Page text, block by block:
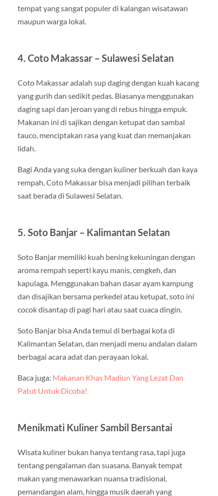
tempat yang sangat populer di kalangan wisatawan
maupun warga lokal.
4. Coto Makassar – Sulawesi Selatan
Coto Makassar adalah sup daging dengan kuah kacang
yang gurih dan sedikit pedas. Biasanya menggunakan
daging sapi dan jeroan yang di rebus hingga empuk.
Makanan ini di sajikan dengan ketupat dan sambal
tauco, menciptakan rasa yang kuat dan memanjakan
lidah.
Bagi Anda yang suka dengan kuliner berkuah dan kaya
rempah, Coto Makassar bisa menjadi pilihan terbaik
saat berada di Sulawesi Selatan.
5. Soto Banjar – Kalimantan Selatan
Soto Banjar memiliki kuah bening kekuningan dengan
aroma rempah seperti kayu manis, cengkeh, dan
kapulaga. Menggunakan bahan dasar ayam kampung
dan disajikan bersama perkedel atau ketupat, soto ini
cocok disantap di pagi hari atau saat cuaca dingin.
Soto Banjar bisa Anda temui di berbagai kota di
Kalimantan Selatan, dan menjadi menu andalan dalam
berbagai acara adat dan perayaan lokal.
Baca juga: Makanan Khas Madiun Yang Lezat Dan
Patut Untuk Dicoba!
Menikmati Kuliner Sambil Bersantai
Wisata kuliner bukan hanya tentang rasa, tapi juga
tentang pengalaman dan suasana. Banyak tempat
makan yang menawarkan nuansa tradisional,
pemandangan alam, hingga musik daerah yang